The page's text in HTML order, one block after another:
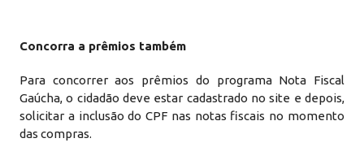
Concorra a prêmios também
Para concorrer aos prêmios do programa Nota Fiscal
Gaúcha, o cidadão deve estar cadastrado no site e depois,
solicitar a inclusão do CPF nas notas fiscais no momento
das compras.